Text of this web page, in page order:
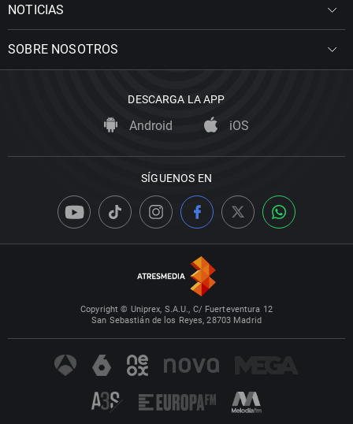
NOTICIAS
SOBRE NOSOTROS
DESCARGA LA APP
Android iOS
SÍGUENOS EN
Copyright © Uniprex, S.A.U., C/ Fuerteventura 12
San Sebastián de los Reyes, 28703 Madrid